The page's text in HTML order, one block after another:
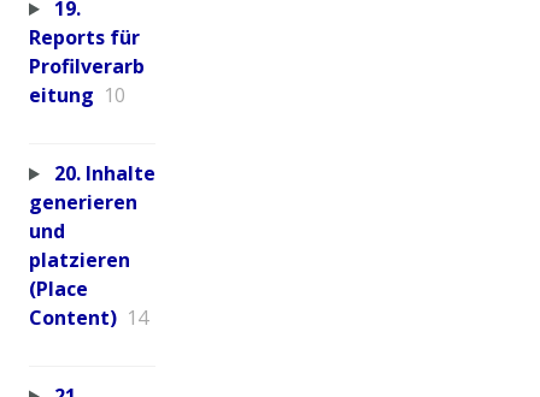
19.
Reports für
Profilverarb
eitung 10
20. Inhalte
generieren
und
platzieren
(Place
Content) 14